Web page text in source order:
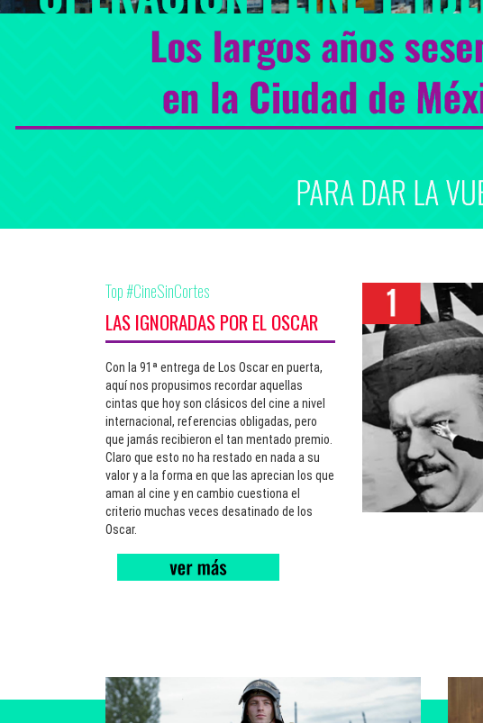
Top #CineSinCortes
LAS IGNORADAS POR EL OSCAR
Con la 91ª entrega de Los Oscar en puerta,
aquí nos propusimos recordar aquellas
cintas que hoy son clásicos del cine a nivel
internacional, referencias obligadas, pero
que jamás recibieron el tan mentado premio.
Claro que esto no ha restado en nada a su
valor y a la forma en que las aprecian los que
aman al cine y en cambio cuestiona el
criterio muchas veces desatinado de los
Oscar.